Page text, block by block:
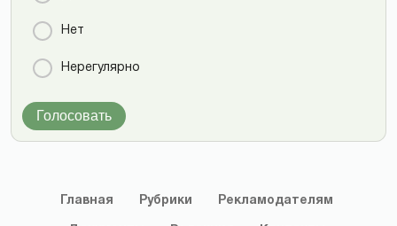
Нет
Нерегулярно
Голосовать
Главная Рубрики Рекламодателям